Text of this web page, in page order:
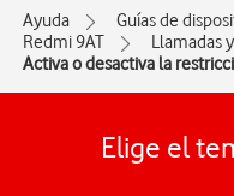
Ayuda Guías de
Redmi 9AT
Llamadas
Activa o desactiva la
Elige el